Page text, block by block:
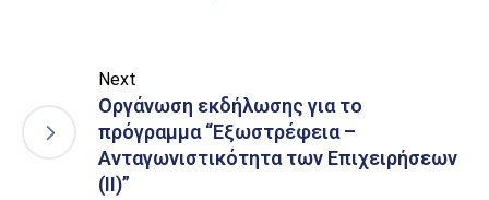
Next
Οργάνωση εκδήλωσης για το
πρόγραμμα “Εξωστρέφεια –
Ανταγωνιστικότητα των Επιχειρήσεων
(ΙΙ)”